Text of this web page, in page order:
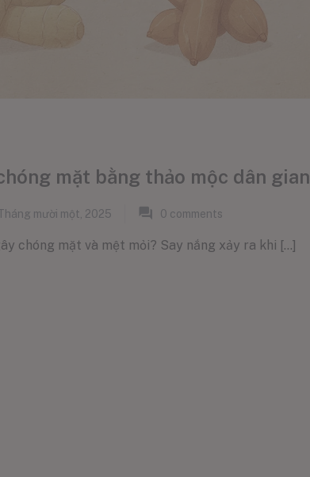
mặt bằng thảo mộc dân gian
mười một, 2025 0 comments
chóng mặt và mệt mỏi? Say nắng xảy ra khi [...]